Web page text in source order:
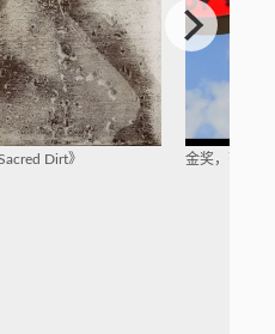
Dirt》 金奖，范静